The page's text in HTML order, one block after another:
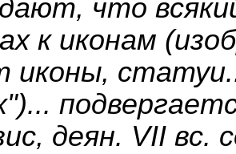
что
к иконам
иконы,
деян. VII вс.